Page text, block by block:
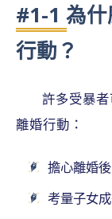
#1-1 為
行動？
許多受暴
離婚行動：
擔心離婚
考量子女